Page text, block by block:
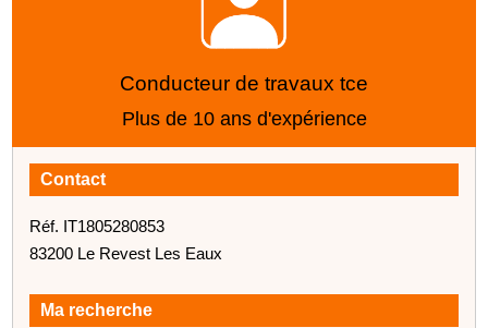
Conducteur de travaux tce
Plus de 10 ans d'expérience
Contact
Réf. IT1805280853
83200 Le Revest Les Eaux
Ma recherche